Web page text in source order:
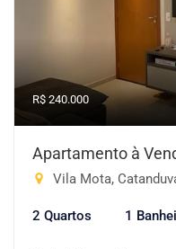
R$ 240.000
Apartamento à
Vila Mota,
2 Quartos 1